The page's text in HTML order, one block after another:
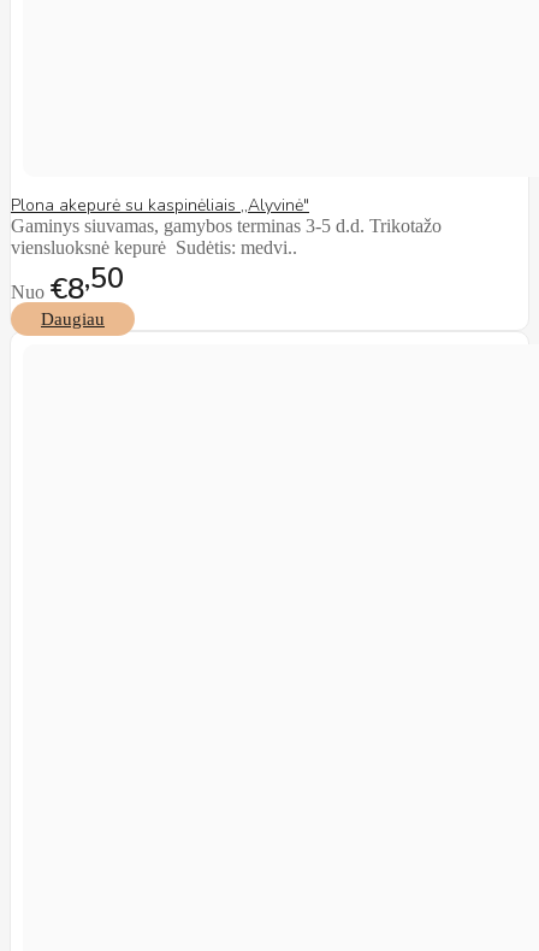
Plona akepurė su kaspinėliais ,,Alyvinė"
Gaminys siuvamas, gamybos terminas 3-5 d.d. Trikotažo
viensluoksnė kepurė Sudėtis: medvi..
Nuo €850
Daugiau